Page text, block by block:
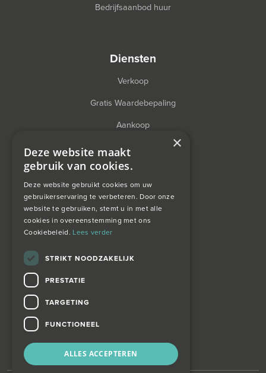
Bedrijfsaanbod huur
diensten
Verkoop
Gratis Waardebepaling
Aankoop
Financieel Advies
Taxatie
over ons
×
Deze website maakt
gebruik van cookies.
Deze website gebruikt cookies om uw
gebruikerservaring te verbeteren. Door onze
website te gebruiken, stemt u in met alle
cookies in overeenstemming met ons
Cookiebeleid. Lees verder
STRIKT NOODZAKELIJK
PRESTATIE
TARGETING
FUNCTIONEEL
ALLES ACCEPTEREN